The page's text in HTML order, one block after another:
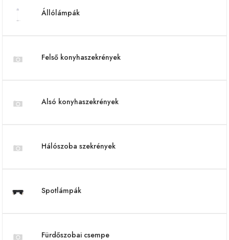
Állólámpák
Felső konyhaszekrények
Alsó konyhaszekrények
Hálószoba szekrények
Spotlámpák
Fürdőszobai csempe